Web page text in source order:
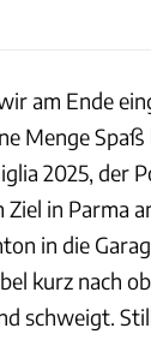
am Ende
Menge
2025, der
Ziel in Parma
in die
kurz nach
schweigt.